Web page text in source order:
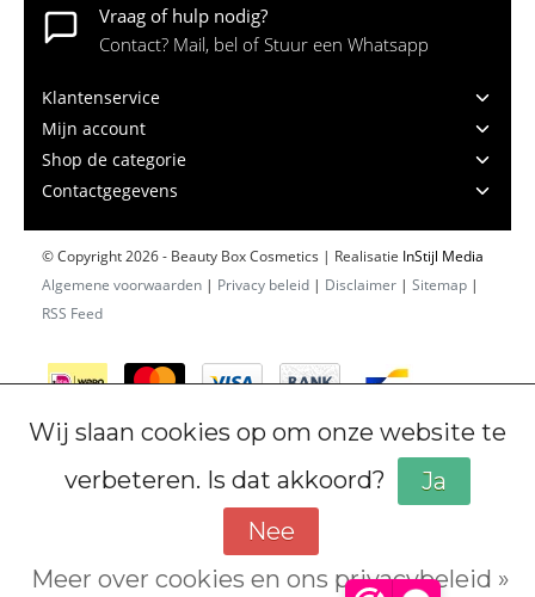
Vraag of hulp nodig?
Contact? Mail, bel of Stuur een Whatsapp
Klantenservice
Mijn account
Shop de categorie
Contactgegevens
© Copyright 2026 - Beauty Box Cosmetics | Realisatie InStijl Media
Algemene voorwaarden | Privacy beleid | Disclaimer | Sitemap |
RSS Feed
Wij slaan cookies op om onze website te
verbeteren. Is dat akkoord?
Ja
Nee
Meer over cookies en ons privacybeleid »